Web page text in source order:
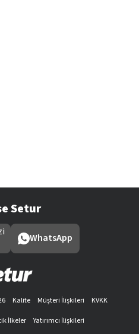
Setur
WhatsApp
Kalite Müşteri İlişkileri
KVKK
İlkeler
Yatırımcı İlişkileri